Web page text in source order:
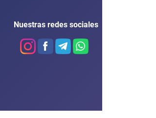
Nuestras redes sociales